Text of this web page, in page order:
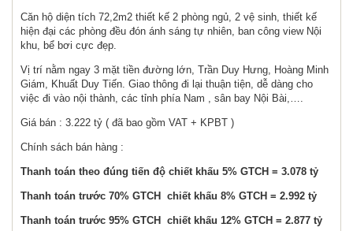
Căn hộ diện tích 72,2m2 thiết kế 2 phòng ngủ, 2 vệ sinh, thiết kế
hiện đại các phòng đều đón ánh sáng tự nhiên, ban công view Nội
khu, bể bơi cực đẹp.
Vị trí nằm ngay 3 mặt tiền đường lớn, Trần Duy Hưng, Hoàng Minh
Giám, Khuất Duy Tiến. Giao thông đi lại thuận tiện, dễ dàng cho
việc đi vào nội thành, các tỉnh phía Nam , sân bay Nội Bài,….
Giá bán : 3.222 tỷ ( đã bao gồm VAT + KPBT )
Chính sách bán hàng :
Thanh toán theo đúng tiến độ chiết khấu 5% GTCH = 3.078 tỷ
Thanh toán trước 70% GTCH chiết khấu 8% GTCH = 2.992 tỷ
Thanh toán trước 95% GTCH chiết khấu 12% GTCH = 2.877 tỷ